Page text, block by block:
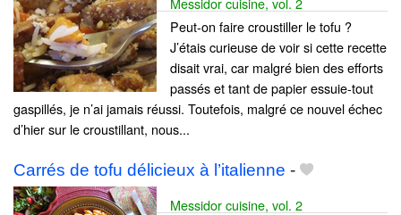
Peut-on faire croustiller le tofu ?
J’étais curieuse de voir si cette recette
disait vrai, car malgré bien des efforts
passés et tant de papier essuie-tout
gaspillés, je n’ai jamais réussi. Toutefois, malgré ce nouvel échec
d’hier sur le croustillant, nous...
Carrés de tofu délicieux à l’italienne -
Messidor cuisine, vol. 2